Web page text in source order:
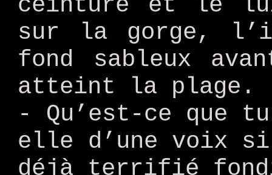
sur la gorge,
fond sableux
atteint la plage.
- Qu’est-ce que
elle d’une voix
déjà terrifié